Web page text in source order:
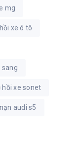
mg
xe ô tô
sang
hồi xe sonet
audi s5